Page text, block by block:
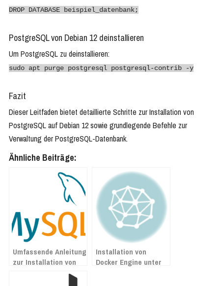
DROP DATABASE beispiel_datenbank;
PostgreSQL von Debian 12 deinstallieren
Um PostgreSQL zu deinstallieren:
sudo apt purge postgresql postgresql-contrib -y
Fazit
Dieser Leitfaden bietet detaillierte Schritte zur Installation von
PostgreSQL auf Debian 12 sowie grundlegende Befehle zur
Verwaltung der PostgreSQL-Datenbank.
Ähnliche Beiträge:
Umfassende Anleitung
zur Installation von
MySQL auf Debian 12
Installation von
Docker Engine unter